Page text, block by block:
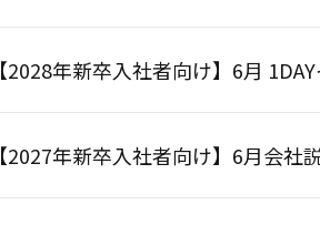
【2028年新卒入社者向け】6月
【2027年新卒入社者向け】6月会社